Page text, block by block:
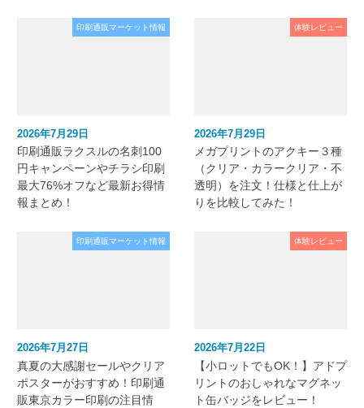
印刷通販マーケット情報
2026年7月29日
印刷通販ラクスルの名刺100
円キャンペーンやチラシ印刷
最大76%オフなど最新お得情
報まとめ！
体験レビュー
2026年7月29日
メガプリントのアクキー３種
（クリア・カラークリア・不
透明）を注文！仕様と仕上が
りを比較してみた！
印刷通販マーケット情報
2026年7月27日
真夏の大感謝セールやクリア
ポスターがおすすめ！印刷通
販東京カラー印刷の注目情
体験レビュー
2026年7月22日
【小ロットでもOK！】アドプ
リントのおしゃれなマグネッ
ト缶バッジをレビュー！